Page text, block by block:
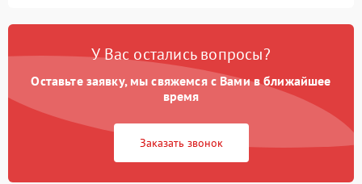
У Вас остались вопросы?
Оставьте заявку, мы свяжемся с Вами в ближайшее
время
Заказать звонок